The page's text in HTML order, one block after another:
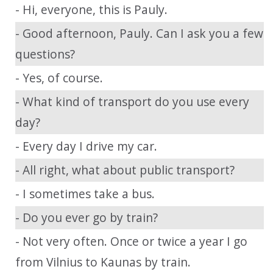
- Hi, everyone, this is Pauly.
- Good afternoon, Pauly. Can I ask you a few
questions?
- Yes, of course.
- What kind of transport do you use every
day?
- Every day I drive my car.
- All right, what about public transport?
- I sometimes take a bus.
- Do you ever go by train?
- Not very often. Once or twice a year I go
from Vilnius to Kaunas by train.